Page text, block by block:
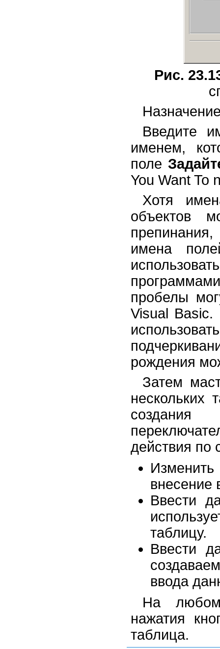
Рис.
Введите
именем,
поле
You Want To
Хотя
объектов
имена
пробелы
Visual Basic.
рождения
Затем
нескольких
действия по
внесение
Ввести
таблицу.
Ввести
ввода
На любом
нажатия
таблица.